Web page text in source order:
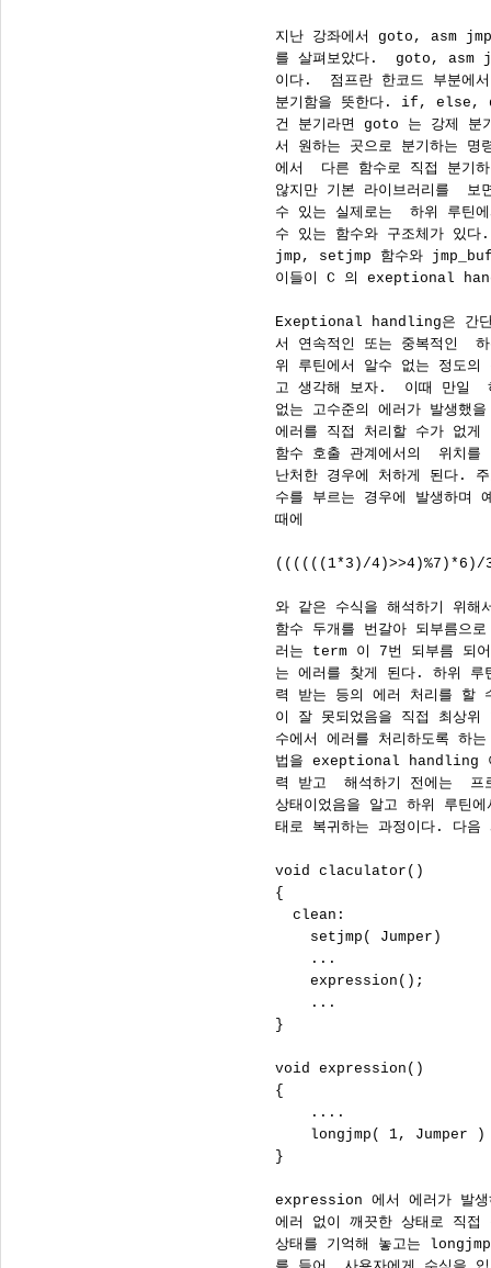
지난 강좌에서 goto, asm
를 살펴보았다.  goto, asm
이다.  점프란 한코드 부분에
분기함을 뜻한다. if,
건 분기라면 goto 는 강제 분
서 원하는 곳으로 분기하는 명
에서  다른 함수로 직접 분기
않지만 기본 라이브러리를  보
수 있는 실제로는  하위 루틴
수 있는 함수와 구조체가 있
jmp, setjmp 함수와 jmp_buf
이들이 C 의 exeptional
Exeptional handling은 간단
서 연속적인 또는 중복적인
위 루틴에서 알수 없는 정도의
고 생각해 보자.  이때 만일
없는 고수준의 에러가 발생했
에러를 직접 처리할 수가 없게
함수 호출 관계에서의  위치를
난처한 경우에 처하게 된다.
수를 부르는 경우에 발생하며
      때에
((((((1*3)/4)>>4)%7)*6)/
와 같은 수식을 해석하기 위
함수 두개를 번갈아 되부름으
러는 term 이 7번 되부름 되
는 에러를 찾게 된다. 하위 루
력 받는 등의 에러 처리를 할
이 잘 못되었음을 직접 최상위
수에서 에러를 처리하도록 하
법을 exeptional handling
력 받고  해석하기 전에는  프
상태이었음을 알고 하위 루틴
태로 복귀하는 과정이다. 다음
      void claculator()
      {
clean:
setjmp( Jumper)
          ...
          expression();
          ...
      }
      void expression()
      {
....
longjmp( 1, Jumper )
      }
expression 에서 에러가 발
에러 없이 깨끗한 상태로 직접
상태를 기억해 놓고는